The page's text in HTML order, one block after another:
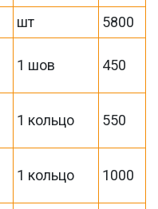
шт
5800
1 шов 450
1 кольцо 550
1 кольцо 1000